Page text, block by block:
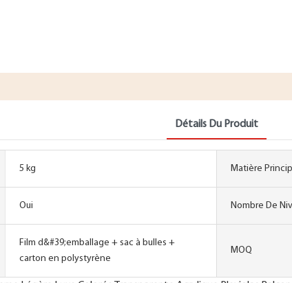
Détails Du Produit
5 kg Matière
Oui Nombre De
Film d&#39;emballage + sac à bulles +
carton en polystyrène
MOQ